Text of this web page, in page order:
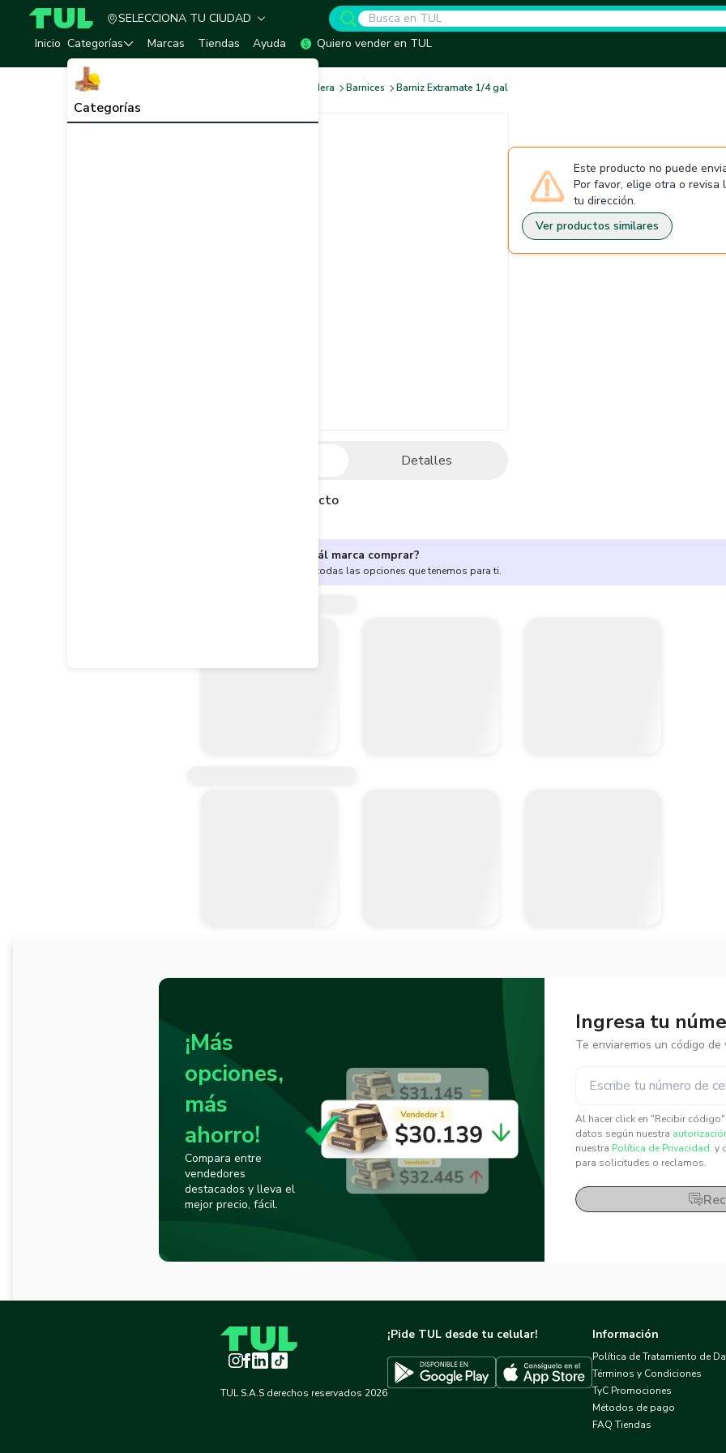
TUL - Tu Marketplace de Construcción
SELECCIONA TU CIUDAD
Inicio Categorías
Categorías
Marcas Tiendas Ayuda Quiero vender en TUL
Pinturas para Madera Barnices Barniz Extramate 1/4 gal
Detalles
Descripción del producto
Este producto no puede
Por favor, elige otra o revisa
tu dirección.
Ver productos similares
¿No sabes cuál marca comprar?
Encuentra aquí todas las opciones que tenemos para ti.
¡Más
opciones,
más
ahorro!
Compara entre
vendedores
destacados y lleva el
mejor precio, fácil.
Ingresa tu
Te enviaremos un código de
Al hacer click en "Recibir
datos según nuestra
nuestra Política de Privacidad. y
para solicitudes o reclamos.
Instagram
Facebook
LinkedInTikTok
TUL S.A.S derechos reservados 2026
¡Pide TUL desde tu celular!
Descargar TUL en Google PlayDescargar TUL en App Store
Información
Política de Tratamiento de
Términos y Condiciones
TyC Promociones
Métodos de pago
FAQ Tiendas